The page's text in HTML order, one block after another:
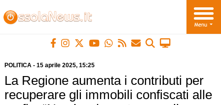
POLITICA- 15 aprile 2025, 15:25
La Regione aumenta i contributi per
recuperare gli immobili confiscati alle